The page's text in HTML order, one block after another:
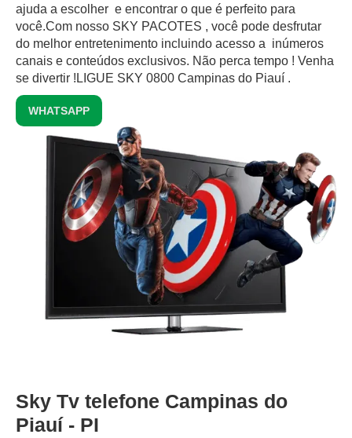
ajuda a escolher e encontrar o que é perfeito para
você.Com nosso SKY PACOTES , você pode desfrutar
do melhor entretenimento incluindo acesso a inúmeros
canais e conteúdos exclusivos.‍ Não perca tempo ! Venha
se divertir !LIGUE SKY 0800 Campinas do Piauí .
WHATSAPP
Sky Tv telefone Campinas do
Piauí - PI